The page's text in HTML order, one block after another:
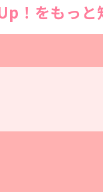
！をもっと